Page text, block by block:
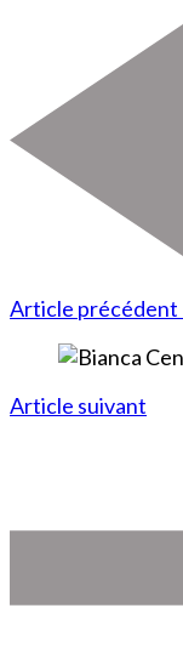
Article précédent
Article suivant